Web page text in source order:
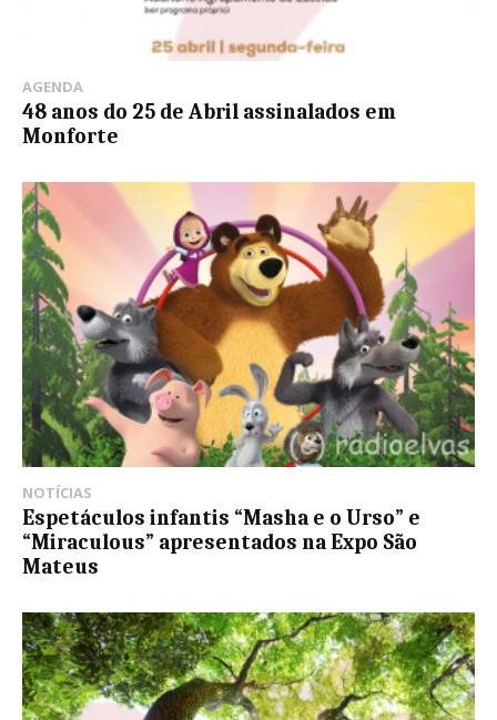
AGENDA
48 anos do 25 de Abril assinalados em
Monforte
NOTÍCIAS
Espetáculos infantis “Masha e o Urso” e
“Miraculous” apresentados na Expo São
Mateus